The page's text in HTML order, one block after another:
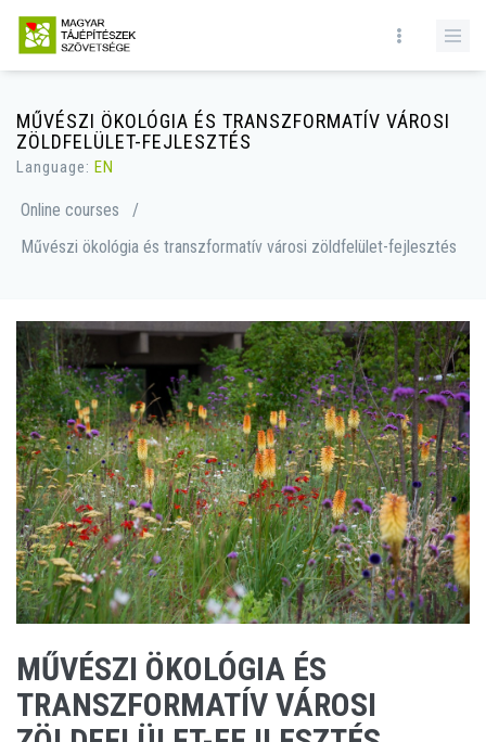
MŰVÉSZI ÖKOLÓGIA ÉS TRANSZFORMATÍV VÁROSI
ZÖLDFELÜLET-FEJLESZTÉS
Language: EN
Online courses
/
Művészi ökológia és transzformatív városi zöldfelület-fejlesztés
MŰVÉSZI ÖKOLÓGIA ÉS
TRANSZFORMATÍV VÁROSI